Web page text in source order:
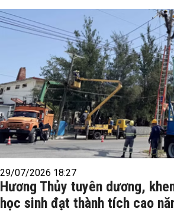
29/07/2026 18:27
Hương Thủy tuyên dương,
học sinh đạt thành tích cao